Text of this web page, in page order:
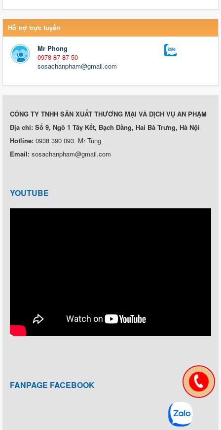
Hỗ trợ trực tuyến
Mr Phong
0978 87 87 50
sosachanpham@gmail.com
CÔNG TY TNHH SẢN XUẤT THƯƠNG MẠI VÀ DỊCH VỤ AN PHẠM
Địa chỉ: Số 9, Ngõ 1 Tây Kết, Bạch Đằng, Hai Bà Trưng, Hà Nội
Hotline: 0938 390 093 Mr Tùng
Email: sosachanpham@gmail.com
YOUTUBE
FANPAGE FACEBOOK